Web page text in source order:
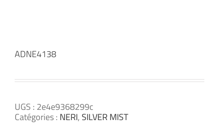
ADNE4138
UGS : 2e4e9368299c
Catégories : NERI, SILVER MIST